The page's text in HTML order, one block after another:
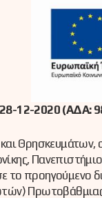
12-2020 (ΑΔΑ:
προηγούμενο